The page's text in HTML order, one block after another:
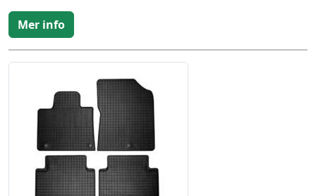
Mer info